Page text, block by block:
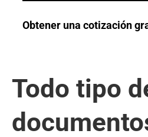
Obtener una cotización
Todo tipo